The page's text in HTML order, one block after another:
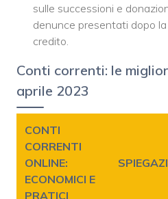
sulle successioni e
denunce presentati dopo
credito.
Conti correnti: le
aprile 2023
CONTI
CORRENTI
ONLINE:
ECONOMICI E
PRATICI